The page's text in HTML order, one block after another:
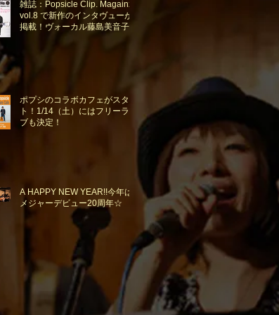
雑誌：Popsicle Clip. Magainze
vol.8 で新作のインタヴューが
掲載！ヴォーカル藤島美音子と
ポプシのコラボカフェがスター
ト！1/14（土）にはフリーライ
ブも決定！
A HAPPY NEW YEAR!!今年は
メジャーデビュー20周年☆